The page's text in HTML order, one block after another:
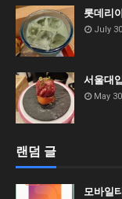
롯데리
July
서울대
May
랜덤 글
모바일